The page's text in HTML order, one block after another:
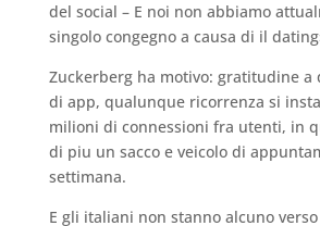
del social – E noi non abbiamo
singolo congegno a causa di il
Zuckerberg ha motivo: gratitudine a
di app, qualunque ricorrenza si
milioni di connessioni fra utenti, in
di piu un sacco e veicolo di
settimana.
E gli italiani non stanno alcuno